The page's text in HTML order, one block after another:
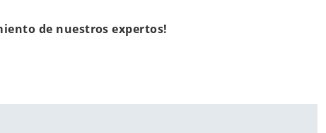
de nuestros expertos!